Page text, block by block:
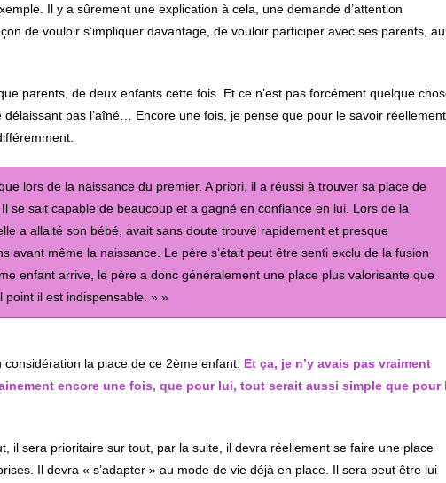
Il y a sûrement une explication à cela, une demande d’attention
de vouloir s’impliquer davantage, de vouloir participer avec ses parents,
parents, de deux enfants cette fois. Et ce n’est pas forcément quelque
délaissant pas l’aîné… Encore une fois, je pense que pour le savoir
lors de la naissance du premier. A priori, il a réussi à trouver sa place de
se sait capable de beaucoup et a gagné en confiance en lui. Lors de la
a allaité son bébé, avait sans doute trouvé rapidement et presque
avant même la naissance. Le père s’était peut être senti exclu de la fusion
enfant arrive, le père a donc généralement une place plus valorisante que
point il est indispensable. » »
la place de ce 2ème enfant. Et ça, je n’y avais pas vraiment
encore une fois, que pour lui, tout serait aussi simple que pour
il sera prioritaire sur tout, par la suite, il devra réellement se faire une place
Il devra « s’adapter » au mode de vie déjà en place. Il sera peut être lui